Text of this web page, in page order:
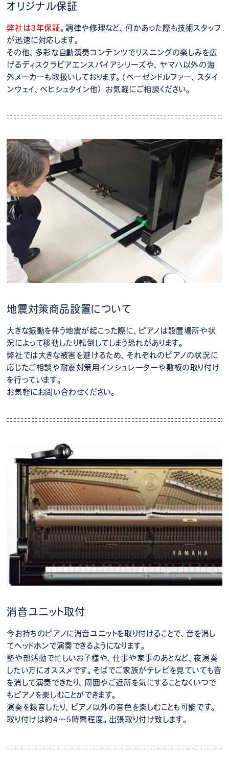
オリジナル保証
弊社は3年保証。調律や修理など、何かあった際も技術スタッフ
が迅速に対応します。
その他、多彩な自動演奏コンテンツでリスニングの楽しみを広
げるディスクラビアエンスパイアシリーズや、ヤマハ以外の海
外メーカーも取扱いしております。（ベーゼンドルファー、スタイ
ンウェイ、ベヒシュタイン他） お気軽にご相談ください。
地震対策商品設置について
大きな振動を伴う地震が起こった際に、ピアノは設置場所や状
況によって移動したり転倒してしまう恐れがあります。
弊社では大きな被害を避けるため、それぞれのピアノの状況に
応じたご相談や耐震対策用インシュレーターや敷板の取り付け
を行っています。
お気軽にお問い合わせください。
消音ユニット取付
今お持ちのピアノに消音ユニットを取り付けることで、音を消し
てヘッドホンで演奏できるようになります。
塾や部活動で忙しいお子様や、仕事や家事のあとなど、夜演奏
したい方にオススメです。そばでご家族がテレビを見ていても音
を消して演奏できたり、周囲やご近所を気にすることなくいつで
もピアノを楽しむことができます。
演奏を録音したり、ピアノ以外の音色を楽しむことも可能です。
取り付けは約4～5時間程度。出張取り付け致します。